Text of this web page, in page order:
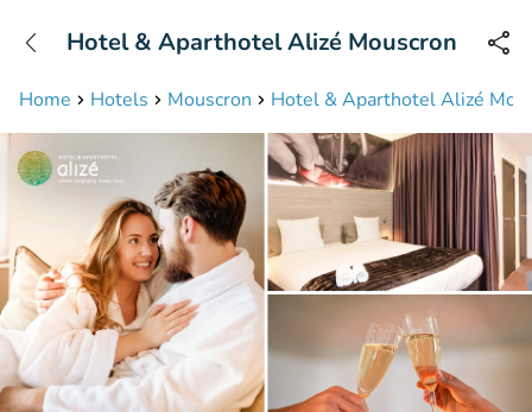
Bereikbaar tot 23:00 uur
Home Hotels Mouscron Hotel & Aparthotel Alizé
Hotel & Aparthotel Alizé Mouscron